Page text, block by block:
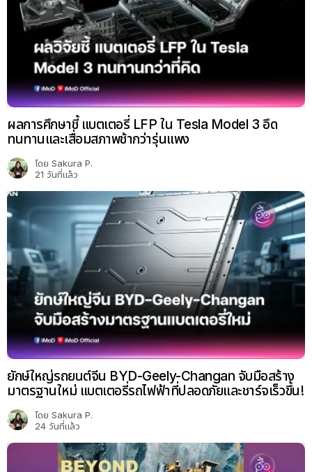
ผลการศึกษาชี้ แบตเตอรี่ LFP ใน Tesla Model 3 อึด
ทนทานและเสื่อมสภาพช้ากว่ารุ่นแพง
โดย Sakura P.
21 วันที่แล้ว
ยักษ์ใหญ่รถยนต์จีน BYD-Geely-Changan จับมือสร้าง
มาตรฐานใหม่ แบตเตอรี่รถไฟฟ้าที่ปลอดภัยและชาร์จเร็วขึ้น!
โดย Sakura P.
24 วันที่แล้ว